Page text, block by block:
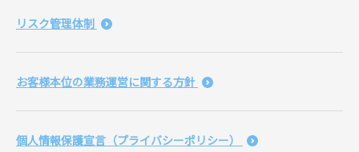
リスク管理体制
お客様本位の業務運営に関する方針
個人情報保護宣言（プライバシーポリシー）